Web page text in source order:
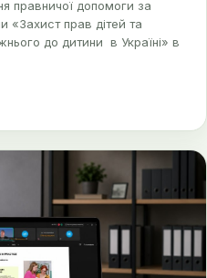
правничої допомоги за
«Захист прав дітей та
до дитини в Україні» в